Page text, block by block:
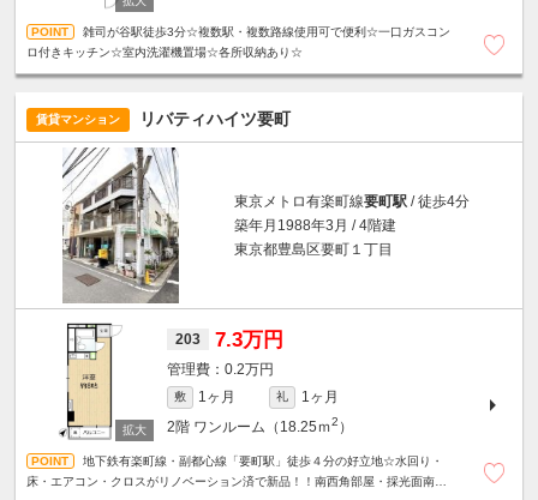
雑司が谷駅徒歩3分☆複数駅・複数路線使用可で便利☆一口ガスコン
ロ付きキッチン☆室内洗濯機置場☆各所収納あり☆
賃貸マンション リバティハイツ要町
東京メトロ有楽町線要町駅 / 徒歩4分
築年月1988年3月 / 4階建
東京都豊島区要町１丁目
203 7.3万円
0.2万円
敷 1ヶ月 礼
1ヶ月
2階 ワンルーム（18.25ｍ2 ）
地下鉄有楽町線・副都心線「要町駅」徒歩４分の好立地☆水回り・
床・エアコン・クロスがリノベーション済で新品！！南西角部屋・採光面南側